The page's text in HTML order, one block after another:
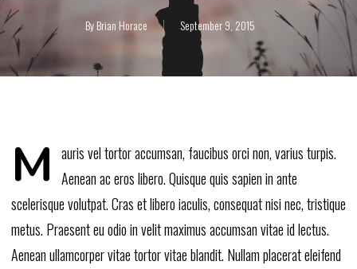
ByBrian Horace September 9, 2015
M auris vel tortor accumsan, faucibus orci non, varius turpis.
Aenean ac eros libero. Quisque quis sapien in ante
scelerisque volutpat. Cras et libero iaculis, consequat nisi nec, tristique
metus. Praesent eu odio in velit maximus accumsan vitae id lectus.
Aenean ullamcorper vitae tortor vitae blandit. Nullam placerat eleifend